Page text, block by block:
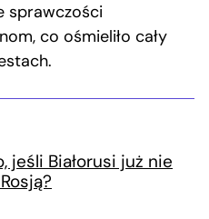
sprawczości
co ośmieliło cały
jeśli Białorusi już nie